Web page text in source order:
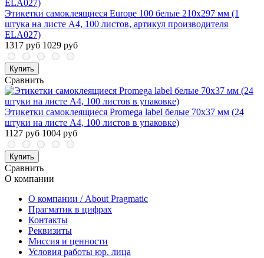
Этикетки самоклеящиеся Europe 100 белые 210х297 мм (1
штука на листе А4, 100 листов, артикул производителя
ELA027)
1317 руб 1029 руб
Купить
Сравнить
Этикетки самоклеящиеся Promega label белые 70х37 мм (24
штуки на листе А4, 100 листов в упаковке)
1127 руб 1004 руб
Купить
Сравнить
О компании
О компании / About Pragmatic
Прагматик в цифрах
Контакты
Реквизиты
Миссия и ценности
Условия работы юр. лица